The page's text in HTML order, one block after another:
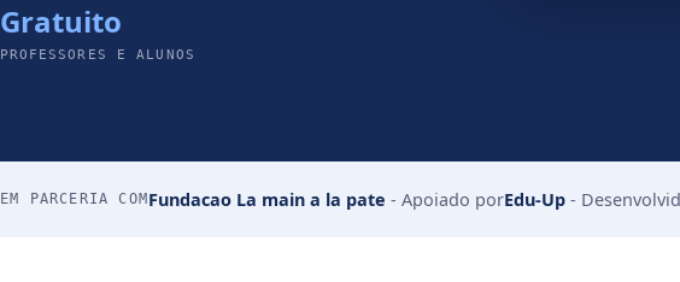
Gratuito
PROFESSORES E ALUNOS
EM PARCERIA COM Fundacao La main a la pate - Apoiado porEdu-Up -